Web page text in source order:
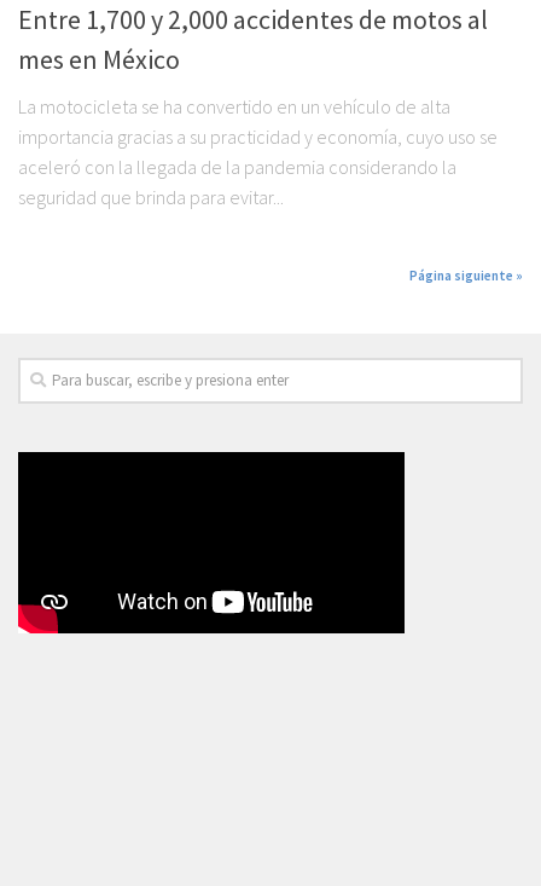
Entre 1,700 y 2,000 accidentes de motos al
mes en México
La motocicleta se ha convertido en un vehículo de alta
importancia gracias a su practicidad y economía, cuyo uso se
aceleró con la llegada de la pandemia considerando la
seguridad que brinda para evitar...
Página siguiente »